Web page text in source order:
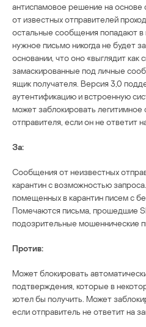
антиспамовое решение на основе
от известных отправителей
остальные сообщения попадают в
нужное письмо никогда не будет
основании, что оно «выглядит как
замаскированные под личные
ящик получателя. Версия 3,0
аутентификацию и встроенную
может заблокировать
отправителя, если он не ответит
За:
Сообщения от неизвестных
карантин с возможностью
помещенных в карантин писем с
Помечаются письма, прошедшие
подозрительные мошеннические
Против:
Может блокировать
подтверждения, которые в
хотел бы получить. Может
если отправитель не ответит на